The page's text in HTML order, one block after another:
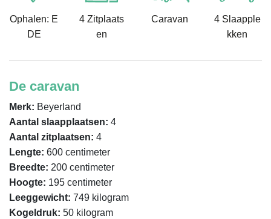
Ophalen: E
DE
4 Zitplaats
en
Caravan
4 Slaapple
kken
De caravan
Merk: Beyerland
Aantal slaapplaatsen: 4
Aantal zitplaatsen: 4
Lengte: 600 centimeter
Breedte: 200 centimeter
Hoogte: 195 centimeter
Leeggewicht: 749 kilogram
Kogeldruk: 50 kilogram